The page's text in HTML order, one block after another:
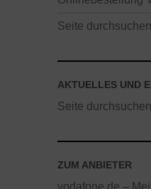
Seite durchsuchen
AKTUELLES UND
Seite durchsuchen
ZUM ANBIETER
vodafone.de –